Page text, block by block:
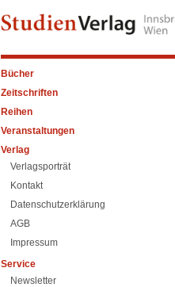
Bücher
Zeitschriften
Reihen
Veranstaltungen
Verlag
Verlagsporträt
Kontakt
Datenschutzerklärung
AGB
Impressum
Service
Newsletter